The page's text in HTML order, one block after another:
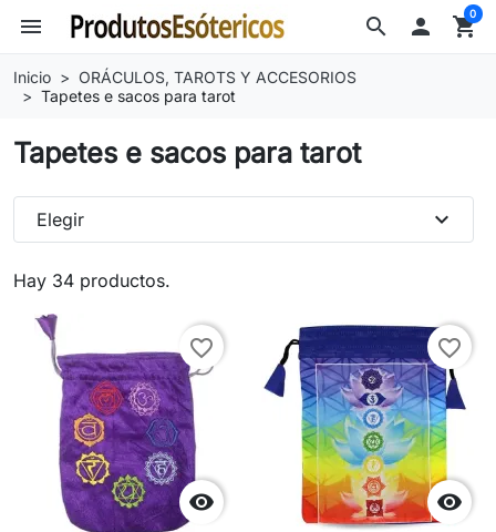
search
menu  shopping_cart
0
Inicio
ORÁCULOS, TAROTS Y ACCESORIOS
Tapetes e sacos para tarot
Tapetes e sacos para tarot
Hay 34 productos.
Elegir expand_more

favorite_border

favorite_border